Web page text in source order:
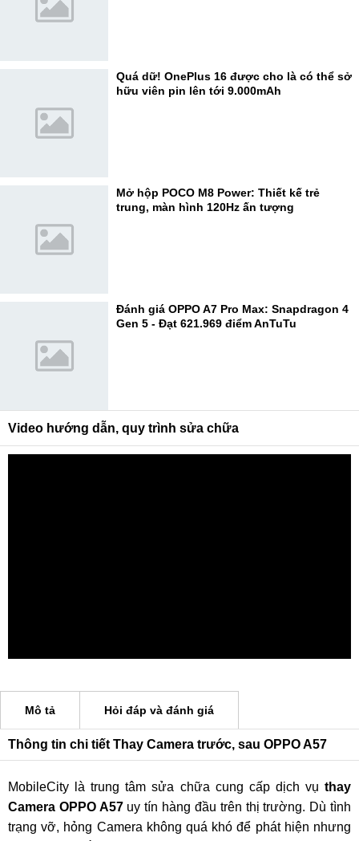
Quá dữ! OnePlus 16 được cho là có thể sở
hữu viên pin lên tới 9.000mAh
Mở hộp POCO M8 Power: Thiết kế trẻ
trung, màn hình 120Hz ấn tượng
Đánh giá OPPO A7 Pro Max: Snapdragon 4
Gen 5 - Đạt 621.969 điểm AnTuTu
Video hướng dẫn, quy trình sửa chữa
Mô tả Hỏi đáp và đánh giá
Thông tin chi tiết Thay Camera trước, sau OPPO A57
MobileCity là trung tâm sửa chữa cung cấp dịch vụ thay
Camera OPPO A57uy tín hàng đầu trên thị trường. Dù tình
trạng vỡ, hỏng Camera không quá khó để phát hiện nhưng